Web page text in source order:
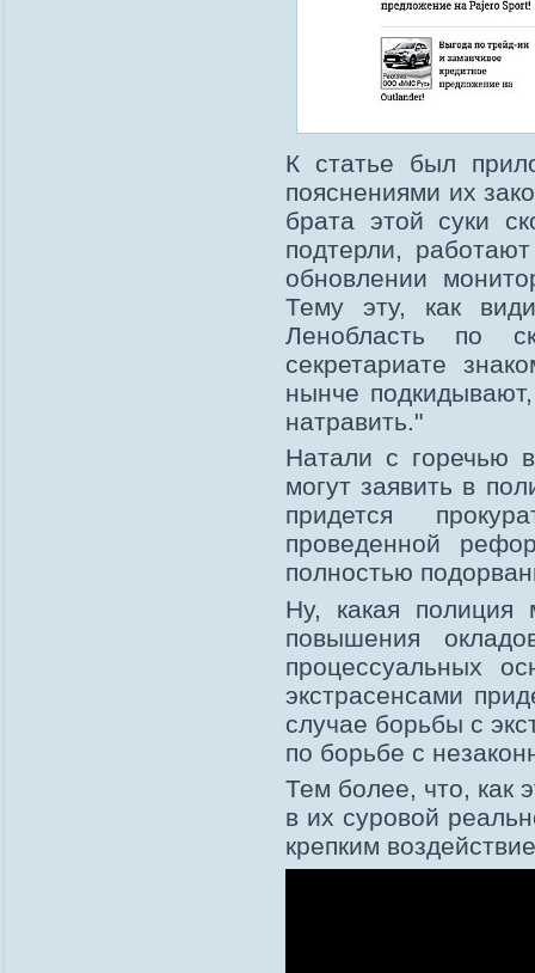
К статье был
пояснениями их
брата этой суки
подтерли,
обновлении
Тему эту, как
Ленобласть по
секретариате
нынче
натравить."
Натали с горечью
могут заявить в
придется
проведенной
полностью
Ну, какая полиция
повышения
процессуальных
экстрасенсами
случае борьбы с
по борьбе с
Тем более, что, как
в их суровой
крепким